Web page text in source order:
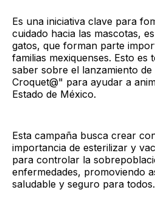
Es una iniciativa clave para
cuidado hacia las mascotas,
gatos, que forman parte
familias mexiquenses. Esto es
saber sobre el lanzamiento
Croquet@" para ayudar a
Estado de México.
Esta campaña busca crear
importancia de esterilizar y
para controlar la
enfermedades, promoviendo
saludable y seguro para todos.